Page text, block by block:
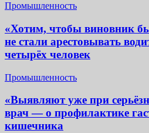
Промышленность
«Хотим, чтобы виновник
не стали арестовывать
четырёх человек
Промышленность
«Выявляют уже при
врач — о профилактике
кишечника